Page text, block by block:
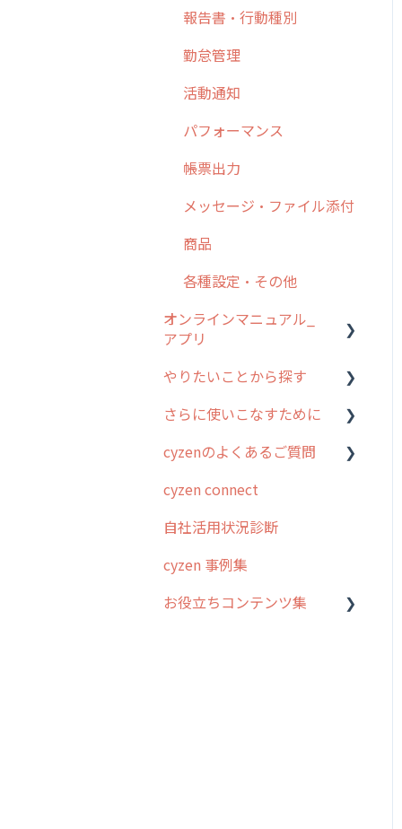
テム管理者編
6. 基本的な使い方：ユー
問集
8. 用語集
9. もっと便利に利用する
の使い方
【業界業種別】cyzen設定
方法
報告書・行動種別
勤怠管理
活動通知
パフォーマンス
帳票出力
メッセージ・ファイル添付
商品
各種設定・その他
オンラインマニュアル_
アプリ
アプリの使い始め
ホーム画面
スポット
報告閲覧
予定
日報
履歴
やりたいことから探す
行動管理
勤怠管理
予定管理
スポット
ステータス・主観
報告書・行動種別
さらに使いこなすために
はじめに
スポット・ステータス関連
cyzenのよくあるご質問
ログインについて
グループ・ユーザーについ
cyzen connect
自社活用状況診断
cyzen 事例集
お役立ちコンテンツ集